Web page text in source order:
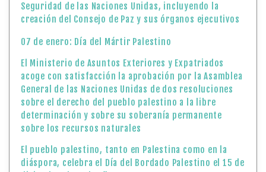
Seguridad de las Naciones Unidas, incluyendo la
creación del Consejo de Paz y sus órganos ejecutivos
07 de enero: Día del Mártir Palestino
El Ministerio de Asuntos Exteriores y Expatriados
acoge con satisfacción la aprobación por la Asamblea
General de las Naciones Unidas de dos resoluciones
sobre el derecho del pueblo palestino a la libre
determinación y sobre su soberanía permanente
sobre los recursos naturales
El pueblo palestino, tanto en Palestina como en la
diáspora, celebra el Día del Bordado Palestino el 15 de